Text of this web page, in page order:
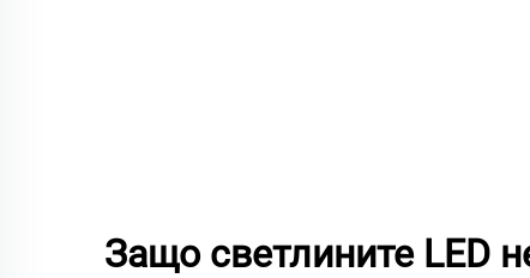
Защо светлините LED